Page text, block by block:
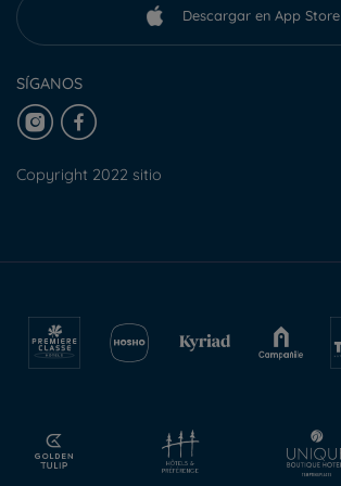
Descargar en App Store
SÍGANOS
Copyright 2022 sitio